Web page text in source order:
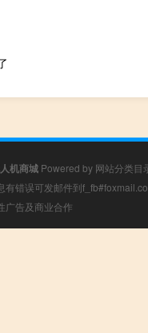
机商城 Powered by 网站分类目
有错误可发邮件到
广告及商业合作